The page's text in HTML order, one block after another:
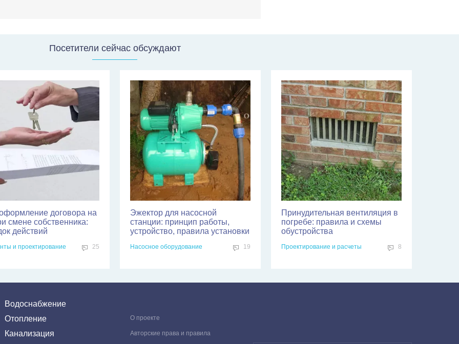
Посетители сейчас обсуждают
договора на
смене собственника:
действий
и проектирование 25
Эжектор для насосной
станции: принцип работы,
устройство, правила установки
Насосное оборудование 19
Принудительная вентиляция в
погребе: правила и схемы
обустройства
Проектирование и расчеты 8
Водоснабжение
Отопление
Канализация
О проекте
Авторские права и правила